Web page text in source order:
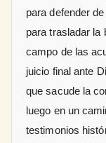
para defender
para trasladar la
campo de las
juicio final ante
que sacude la
luego en un
testimonios